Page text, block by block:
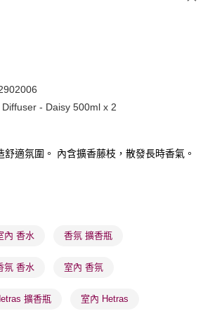
或以上免運費
發貨後1-3個工作天送達
- Daisy 500ml x 2
適氛圍。 內含擴香藤枝，散發長時香氣。
內 香水 香氛 擴香瓶
氛 香水 室內 香氛
擴香瓶 室內 Hetras